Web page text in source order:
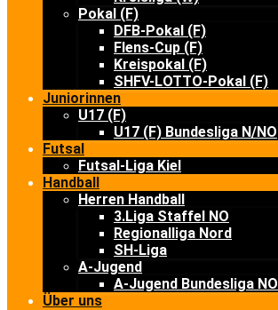
Pokal (F)
DFB-Pokal (F)
Flens-Cup (F)
Kreispokal (F)
SHFV-LOTTO-Pokal (F)
Juniorinnen
U17 (F)
U17 (F) Bundesliga N/NO
Futsal
Futsal-Liga Kiel
Handball
Herren Handball
3.Liga Staffel NO
Regionalliga Nord
SH-Liga
A-Jugend
A-Jugend Bundesliga NO
Über uns